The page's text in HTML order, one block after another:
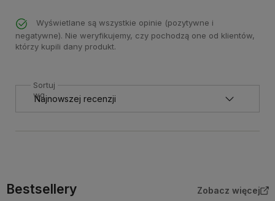
Wyświetlane są wszystkie opinie (pozytywne i
negatywne). Nie weryfikujemy, czy pochodzą one od klientów,
którzy kupili dany produkt.
Sortuj
wg
Bestsellery Zobacz więcej